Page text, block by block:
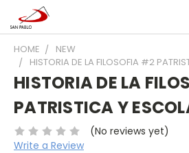
HOME
NEW
HISTORIA DE LA FILOSOFIA #2
HISTORIA DE LA
PATRISTICA Y
(No reviews yet)
Write a Review